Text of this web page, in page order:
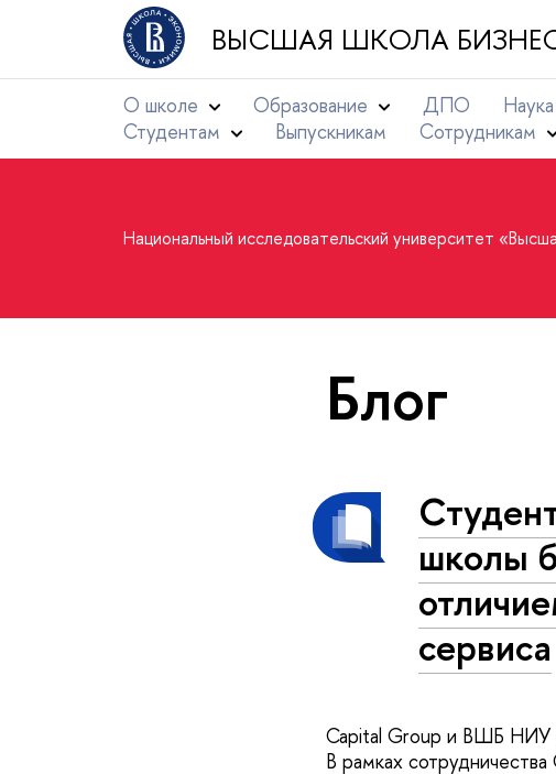
ВЫСШАЯ ШКОЛА
О школе Образование ДПО
Студентам
Выпускникам Сотрудникам
Национальный исследовательский университет
Блог
школы
сервиса
Capital Group и ВШБ НИУ
В рамках